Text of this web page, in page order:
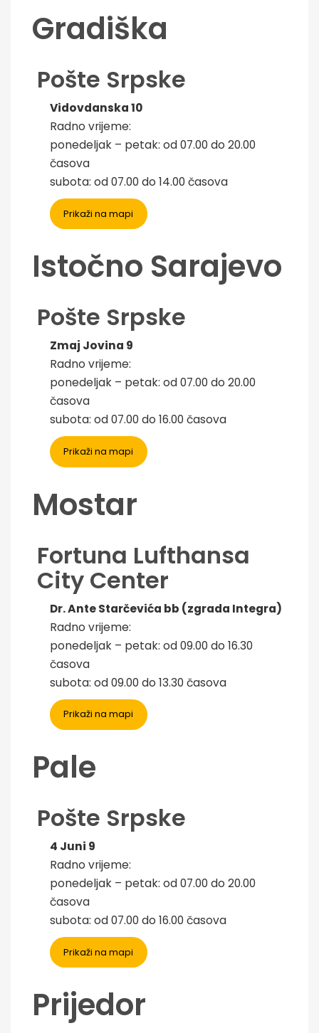
Gradiška
Pošte Srpske
Vidovdanska 10
Radno vrijeme:
ponedeljak – petak: od 07.00 do 20.00
časova
subota: od 07.00 do 14.00 časova
Prikaži na mapi
Istočno Sarajevo
Pošte Srpske
Zmaj Jovina 9
Radno vrijeme:
ponedeljak – petak: od 07.00 do 20.00
časova
subota: od 07.00 do 16.00 časova
Prikaži na mapi
Mostar
Fortuna Lufthansa
City Center
Dr. Ante Starčevića bb (zgrada Integra)
Radno vrijeme:
ponedeljak – petak: od 09.00 do 16.30
časova
subota: od 09.00 do 13.30 časova
Prikaži na mapi
Pale
Pošte Srpske
4 Juni 9
Radno vrijeme:
ponedeljak – petak: od 07.00 do 20.00
časova
subota: od 07.00 do 16.00 časova
Prikaži na mapi
Prijedor